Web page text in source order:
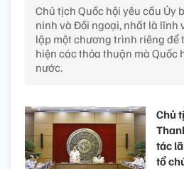
Chủ tịch Quốc hội yêu cầu Ủy
ninh và Đối ngoại, nhất là lĩnh
lập một chương trình riêng để
hiện các thỏa thuận mà Quốc
nước.
Chủ
tác
tổ